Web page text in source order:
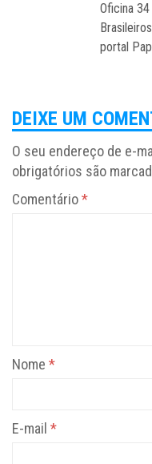
Oficina
portal
DEIXE UM
O seu endereço de e-
obrigatórios são
Comentário*
Nome *
E-mail *